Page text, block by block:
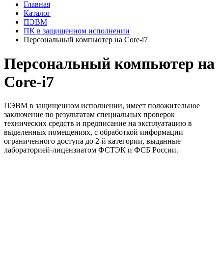
Главная
Каталог
ПЭВМ
ПК в защищенном исполнении
Персональный компьютер на Core-i7
Персональный компьютер на
Core-i7
ПЭВМ в защищенном исполнении, имеет положительное
заключение по результатам специальных проверок
технических средств и предписание на эксплуатацию в
выделенных помещениях, с обработкой информации
ограниченного доступа до 2-й категории, выданные
лабораторией-лицензиатом ФСТЭК и ФСБ России.